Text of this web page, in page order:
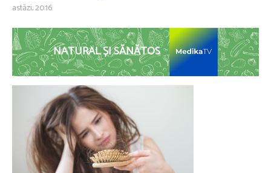
astăzi, 20:16
NATURAL ȘI SĂNĂTOS